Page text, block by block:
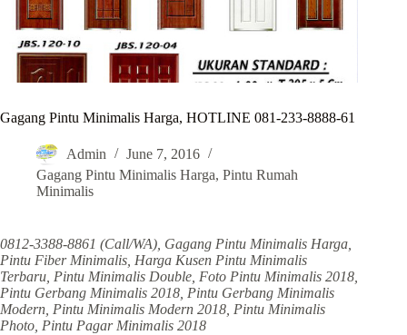
Gagang Pintu Minimalis Harga, HOTLINE 081-233-8888-61
Admin
June 7, 2016
Gagang Pintu Minimalis Harga, Pintu Rumah
Minimalis
0812-3388-8861 (Call/WA), Gagang Pintu Minimalis Harga,
Pintu Fiber Minimalis, Harga Kusen Pintu Minimalis
Terbaru, Pintu Minimalis Double, Foto Pintu Minimalis 2018,
Pintu Gerbang Minimalis 2018, Pintu Gerbang Minimalis
Modern, Pintu Minimalis Modern 2018, Pintu Minimalis
Photo, Pintu Pagar Minimalis 2018